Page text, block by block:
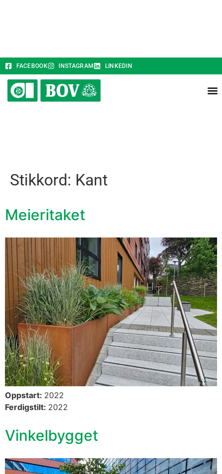
FACEBOOK INSTAGRAM LINKEDIN
Stikkord: Kant
Meieritaket
Oppstart: 2022
Ferdigstilt: 2022
Vinkelbygget